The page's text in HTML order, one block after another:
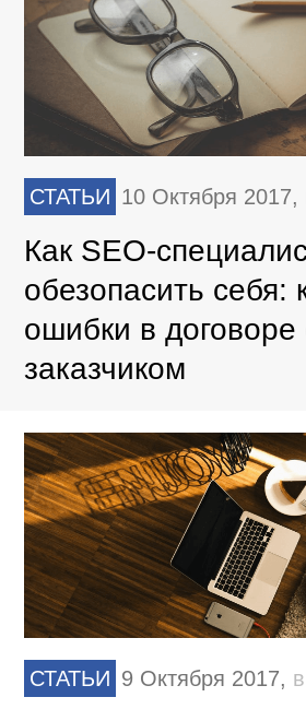
СТАТЬИ 10 Октября 2017,
Как SEO-
обезопасить себя:
ошибки в договоре
заказчиком
СТАТЬИ 9 Октября 2017,